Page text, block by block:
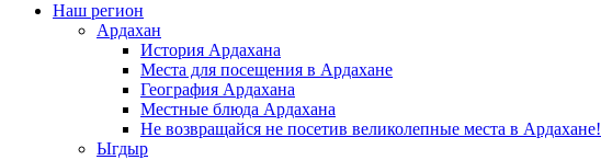
Наш регион
Ардахан
История Ардахана
Места для посещения в Ардахане
География Ардахана
Местные блюда Ардахана
Не возвращайся не посетив великолепные места в Ардахане!
Ыгдыр